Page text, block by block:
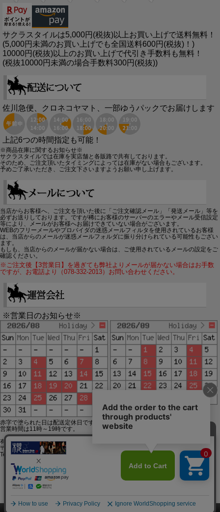
サクラスタイルは5,000円(税抜)以上お買い上げで送料無料！
(5,000円未満のお買い上げでも全国送料600円(税抜)！)
10000円(税抜)以上のお買い上げで代引き手数料も無料！
(税抜10000円未満の場合手数料300円(税抜))
佐川急便、クロネコヤマト、一部ゆうパックでお届けします
上記6つの時間指定も可能！
※商品在庫に関するお知らせ※
サクラスタイルでは在庫を実店舗と各販路で共有しております。
そのため、ご注文頂いたタイミングによっては在庫がない場合もございます。
予めご了承いただき、ご注文下さいますようお願い申し上げます。
当店からお客様へ、ご注文を頂いた後に「ご注文確認メール」「発送メール」等を
必ずお送りしております。ですが稀にお客様のサーバーのエラーやメール受信設定
等により、メールがお客様へお届けできていない場合がございます。
WEBのフリーメールやプロバイダの迷惑メールフィルタを使用されているお客様
は、当店からのメールが迷惑メールフォルダに振り分けられている可能性もござい
ます。
もしも、当店からのメールが届かない場合は、ご使用されているメールの設定をご
確認ください。
※ご注文後【3営業日】を過ぎても弊社よりメールが届かない場合はお手数
ですが、お電話より（078-332-2013）お問い合わせください。
※営業日のお知らせ※
赤字で塗られた日は配送定休日です。
営業時間は11時～19時です。
有限会社ジップジップ SakuraStyle通販事業部
〒650-0021 神戸市中央区三宮町3-9-19イトウビル1,4F
Tel:078-332-2013 FAX:078-333-6644
SSL/TLSとは?
このページをPC用に切り替え